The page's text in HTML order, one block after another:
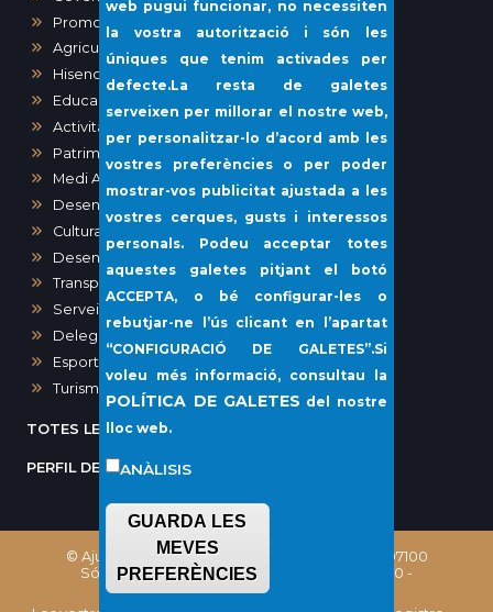
Promoció Econòmica
Agricultura, Ramaderia, Pesca
Hisenda
Educació
Activitats, Obres i Urbanisme
Patrimoni
Medi Ambient
Desenvolupament urbà
Cultura
Desenvolupament local i Sanitat
Transparència i Participació Ciutadana
Serveis Socials i Gent Gran
Delegació del Port de Sóller
Esports
Turisme
TOTES LES NOTÍCIES
PERFIL DEL CONTRACTANT
© Ajuntament de Sóller, Plaça Constitució, 1 - 07100
Sóller (Illes Balears) Telèfon: (+34) 971 63 02 00 -
CIF: P0706100E
web pugui funcionar, no necessiten
la vostra autorització i són les
úniques que tenim activades per
defecte.La resta de galetes
serveixen per millorar el nostre web,
per personalitzar-lo d’acord amb les
vostres preferències o per poder
mostrar-vos publicitat ajustada a les
vostres cerques, gusts i interessos
personals. Podeu acceptar totes
aquestes galetes pitjant el botó
ACCEPTA, o bé configurar-les o
rebutjar-ne l’ús clicant en l’apartat
“CONFIGURACIÓ DE GALETES”.Si
voleu més informació, consultau la
POLÍTICA DE GALETES del nostre
lloc web.
ANÀLISIS
GUARDA LES
MEVES
PREFERÈNCIES